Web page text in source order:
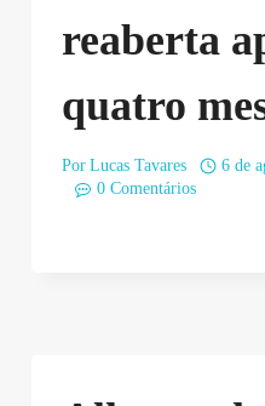
reaberta
quatro
Por Lucas Tavares
6 de
0 Comentários